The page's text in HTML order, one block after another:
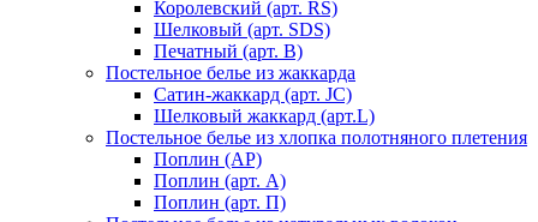
Королевский (арт. RS)
Шелковый (арт. SDS)
Печатный (арт. В)
Постельное белье из жаккарда
Сатин-жаккард (арт. JC)
Шелковый жаккард (арт.L)
Постельное белье из хлопка полотняного плетения
Поплин (AP)
Поплин (арт. А)
Поплин (арт. П)